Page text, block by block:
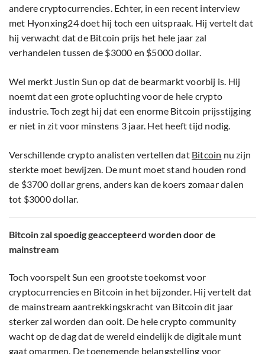
andere cryptocurrencies. Echter, in een recent interview
met Hyonxing24 doet hij toch een uitspraak. Hij vertelt dat
hij verwacht dat de Bitcoin prijs het hele jaar zal
verhandelen tussen de $3000 en $5000 dollar.
Wel merkt Justin Sun op dat de bearmarkt voorbij is. Hij
noemt dat een grote opluchting voor de hele crypto
industrie. Toch zegt hij dat een enorme Bitcoin prijsstijging
er niet in zit voor minstens 3 jaar. Het heeft tijd nodig.
Verschillende crypto analisten vertellen dat Bitcoin nu zijn
sterkte moet bewijzen. De munt moet stand houden rond
de $3700 dollar grens, anders kan de koers zomaar dalen
tot $3000 dollar.
Bitcoin zal spoedig geaccepteerd worden door de
mainstream
Toch voorspelt Sun een grootste toekomst voor
cryptocurrencies en Bitcoin in het bijzonder. Hij vertelt dat
de mainstream aantrekkingskracht van Bitcoin dit jaar
sterker zal worden dan ooit. De hele crypto community
wacht op de dag dat de wereld eindelijk de digitale munt
gaat omarmen. De toenemende belangstelling voor